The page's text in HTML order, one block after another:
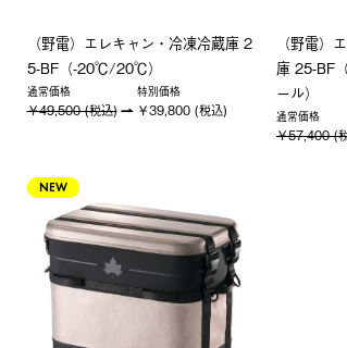
（野電）エレキャン・冷凍冷蔵庫 2
5-BF（-20℃/20℃）
通常価格
￥49,500 (税込)
特別価格
￥39,800 (税込)
（野電）
庫 25-BF
ール）
通常価格
￥57,400 (
NEW